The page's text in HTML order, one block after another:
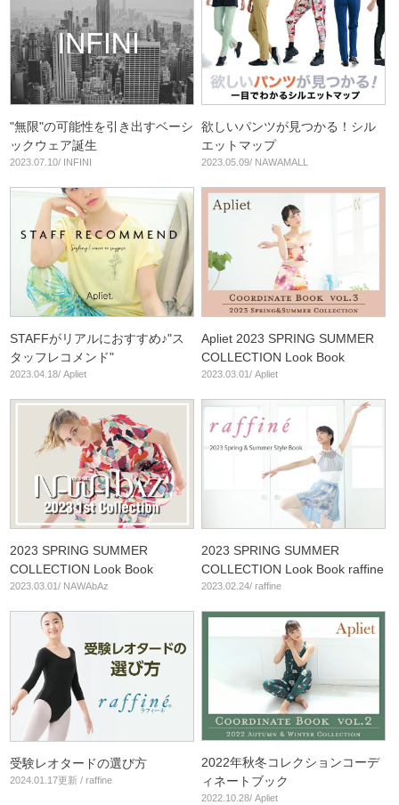
"無限"の可能性を引き出すベーシ
ックウェア誕生
2023.07.10/ INFINI
欲しいパンツが見つかる！シル
エットマップ
2023.05.09/ NAWAMALL
STAFFがリアルにおすすめ♪"ス
タッフレコメンド"
2023.04.18/ Apliet
Apliet 2023 SPRING SUMMER
COLLECTION Look Book
2023.03.01/ Apliet
2023 SPRING SUMMER
COLLECTION Look Book
2023.03.01/ NAWAbAz
2023 SPRING SUMMER
COLLECTION Look Book raffine
2023.02.24/ raffine
受験レオタードの選び方
2024.01.17更新 / raffine
2022年秋冬コレクションコーデ
ィネートブック
2022.10.28/ Apliet